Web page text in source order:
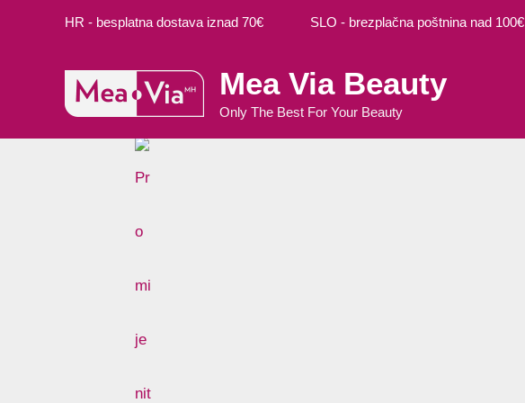
HR - besplatna dostava iznad 70€ SLO - brezplačna poštnina nad 100€
Mea Via Beauty
Only The Best For Your Beauty